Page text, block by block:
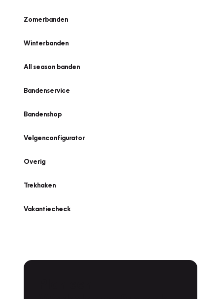
Zomerbanden
Winterbanden
All season banden
Bandenservice
Bandenshop
Velgenconfigurator
Overig
Trekhaken
Vakantiecheck